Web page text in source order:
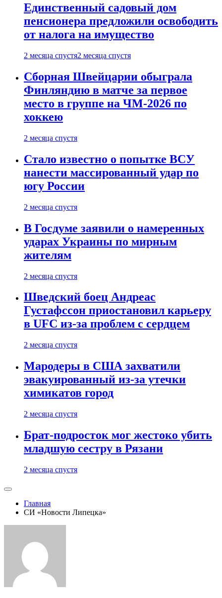
Единственный садовый дом
пенсионера предложили освободить
от налога на имущество
2 месяца спустя2 месяца спустя
Сборная Швейцарии обыграла
Финляндию в матче за первое
место в группе на ЧМ-2026 по
хоккею
2 месяца спустя
Стало известно о попытке ВСУ
нанести массированный удар по
югу России
2 месяца спустя
В Госдуме заявили о намеренных
ударах Украины по мирным
жителям
2 месяца спустя
Шведский боец Андреас
Густафссон приостановил карьеру
в UFC из-за проблем с сердцем
2 месяца спустя
Мародеры в США захватили
эвакуированный из-за утечки
химикатов город
2 месяца спустя
Брат-подросток мог жестоко убить
младшую сестру в Рязани
2 месяца спустя
Главная
СИ «Новости Липецка»